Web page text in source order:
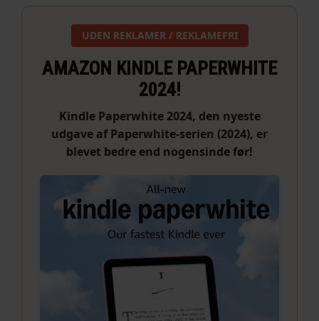
UDEN REKLAMER / REKLAMEFRI
AMAZON KINDLE PAPERWHITE
2024!
Kindle Paperwhite 2024, den nyeste
udgave af Paperwhite-serien (2024), er
blevet bedre end nogensinde før!